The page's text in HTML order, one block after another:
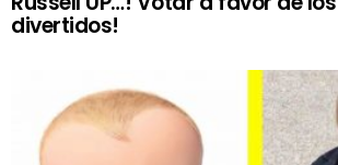
divertidos!